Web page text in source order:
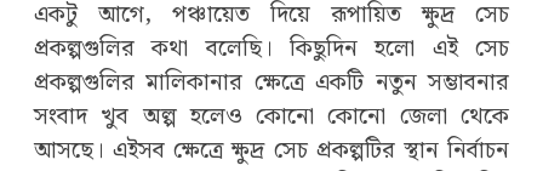
একটু আগে, পঞ্চায়েত দিয়ে রূপায়িত ক্ষুদ্র সেচ
প্রকল্পগুলির কথা বলেছি। কিছুদিন হলো এই সেচ
প্রকল্পগুলির মালিকানার ক্ষেত্রে একটি নতুন সম্ভাবনার
সংবাদ খুব অল্প হলেও কোনো কোনো জেলা থেকে
আসছে। এইসব ক্ষেত্রে ক্ষুদ্র সেচ প্রকল্পটির স্থান নির্বাচন